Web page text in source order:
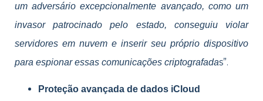
um adversário excepcionalmente avançado, como um
invasor patrocinado pelo estado, conseguiu violar
servidores em nuvem e inserir seu próprio dispositivo
para espionar essas comunicações criptografadas”.
Proteção avançada de dados iCloud